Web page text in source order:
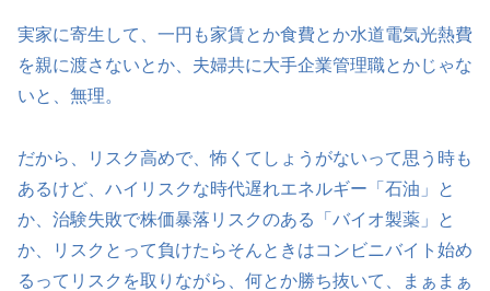
実家に寄生して、一円も家賃とか食費とか水道電気光熱費
を親に渡さないとか、夫婦共に大手企業管理職とかじゃな
いと、無理。
だから、リスク高めで、怖くてしょうがないって思う時も
あるけど、ハイリスクな時代遅れエネルギー「石油」と
か、治験失敗で株価暴落リスクのある「バイオ製薬」と
か、リスクとって負けたらそんときはコンビニバイト始め
るってリスクを取りながら、何とか勝ち抜いて、まぁまぁ